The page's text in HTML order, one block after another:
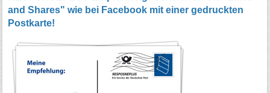
and Shares" wie bei Facebook mit einer gedruckten
Postkarte!